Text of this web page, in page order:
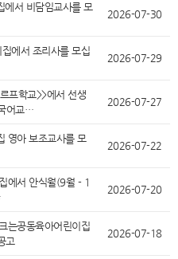
에서 비담임교사를 모
2026-07-30
에서 조리사를 모십
2026-07-29
프학교>>에서 선생
어교…
2026-07-27
영아 보조교사를 모
2026-07-22
에서 안식월(9월 - 1
2026-07-20
는공동육아어린이집
고
2026-07-18